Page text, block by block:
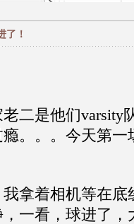
了！
二是他们varsity
。。。今天第一
拿着相机等在底
一看，球进了